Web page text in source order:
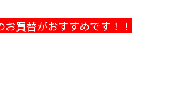
買替がおすすめです！！